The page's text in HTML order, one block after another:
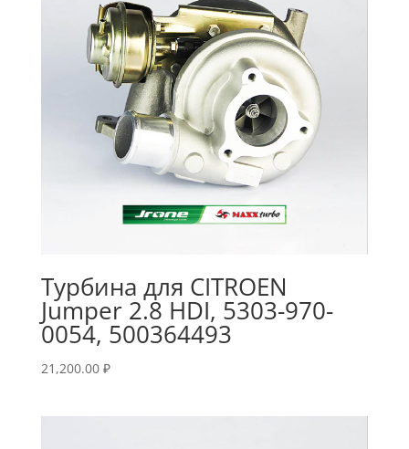
Турбина для CITROEN
Jumper 2.8 HDI, 5303-970-
0054, 500364493
21,200.00 ₽